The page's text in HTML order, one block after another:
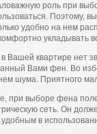
роль при
Поэтому,
удобно на нем
укладывать
в Вашей квартире нет
Вами фен. Во
шума. Приятного
при выборе фена
сеть. Он
в